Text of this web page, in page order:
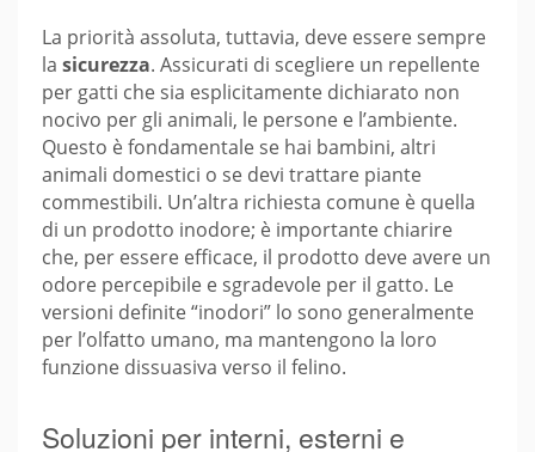
La priorità assoluta, tuttavia, deve essere sempre
la sicurezza. Assicurati di scegliere un repellente
per gatti che sia esplicitamente dichiarato non
nocivo per gli animali, le persone e l’ambiente.
Questo è fondamentale se hai bambini, altri
animali domestici o se devi trattare piante
commestibili. Un’altra richiesta comune è quella
di un prodotto inodore; è importante chiarire
che, per essere efficace, il prodotto deve avere un
odore percepibile e sgradevole per il gatto. Le
versioni definite “inodori” lo sono generalmente
per l’olfatto umano, ma mantengono la loro
funzione dissuasiva verso il felino.
Soluzioni per interni, esterni e